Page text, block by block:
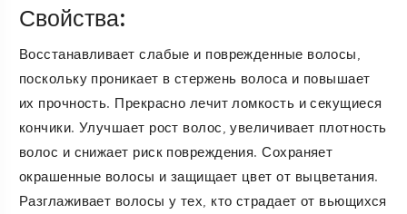
Свойства:
Восстанавливает слабые и поврежденные волосы,
поскольку проникает в стержень волоса и повышает
их прочность. Прекрасно лечит ломкость и секущиеся
кончики. Улучшает рост волос, увеличивает плотность
волос и снижает риск повреждения. Сохраняет
окрашенные волосы и защищает цвет от выцветания.
Разглаживает волосы у тех, кто страдает от вьющихся